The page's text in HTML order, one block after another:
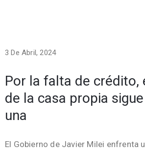
3 De Abril, 2024
Por la falta de crédito,
de la casa propia
una
El Gobierno de Javier Milei enfrenta